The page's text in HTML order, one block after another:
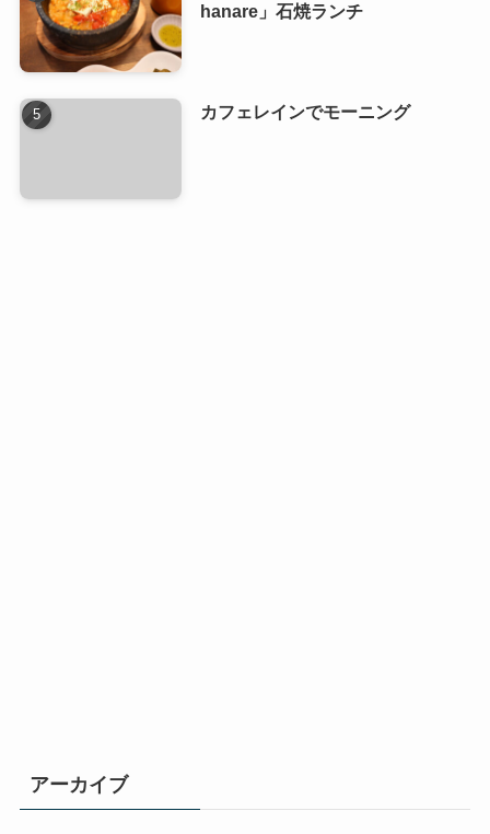
hanare」石焼ランチ
カフェレインでモーニング
アーカイブ